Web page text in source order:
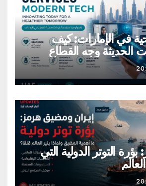
في الإمارات: كيف
الحديثة وجه القطاع
التوتر الدولية التي